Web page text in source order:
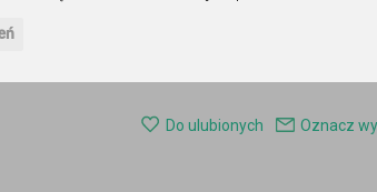
Do ulubionych Oznacz